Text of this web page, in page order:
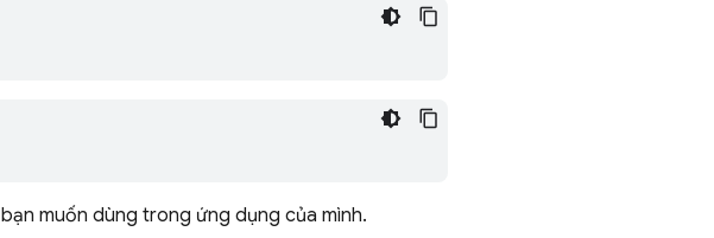
muốn dùng trong ứng dụng của mình.